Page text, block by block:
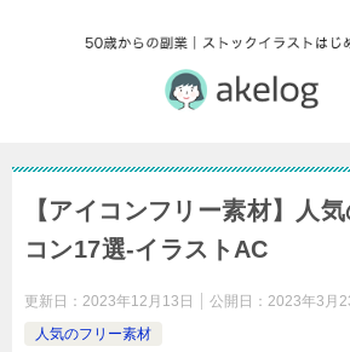
【アイコンフリー素材】人
コン17選-イラストAC
更新日： 2023年12月13日 公開日： 2023年3月
人気のフリー素材